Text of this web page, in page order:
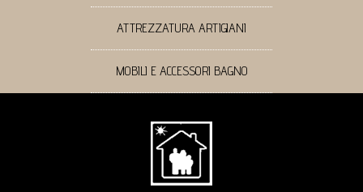
ATTREZZATURA ARTIGIANI
MOBILI E ACCESSORI BAGNO